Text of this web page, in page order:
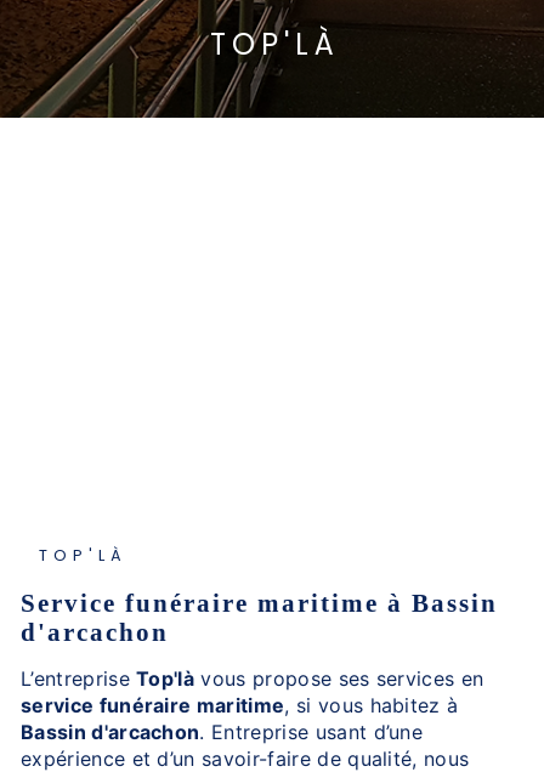
TOP'LÀ
TOP'LÀ
service funéraire maritime à Bassin
d'arcachon
L’entrepriseTop'là vous propose ses services en
service funéraire maritime, si vous habitez à
Bassin d'arcachon. Entreprise usant d’une
expérience et d’un savoir-faire de qualité, nous